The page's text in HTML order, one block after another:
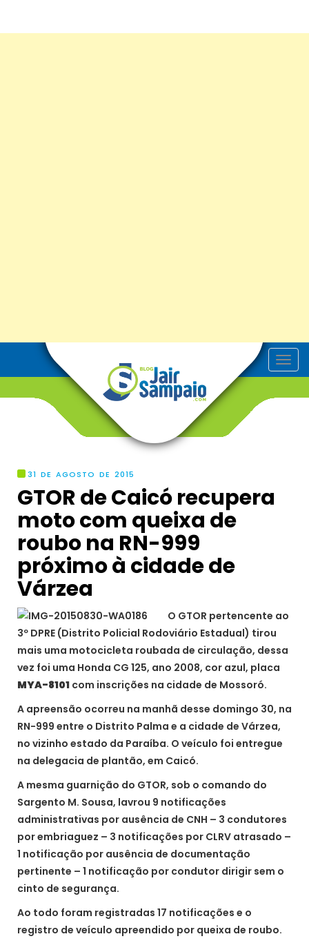
T
o
31 DE AGOSTO DE 2015
GTOR de Caicó recupera
moto com queixa de
roubo na RN-999
próximo à cidade de
Várzea
O GTOR pertencente ao
3º DPRE (Distrito Policial Rodoviário Estadual) tirou
mais uma motocicleta roubada de circulação, dessa
vez foi uma Honda CG 125, ano 2008, cor azul, placa
MYA-8101 com inscrições na cidade de Mossoró.
A apreensão ocorreu na manhã desse domingo 30, na
RN-999 entre o Distrito Palma e a cidade de Várzea,
no vizinho estado da Paraíba. O veículo foi entregue
na delegacia de plantão, em Caicó.
A mesma guarnição do GTOR, sob o comando do
Sargento M. Sousa, lavrou 9 notificações
administrativas por ausência de CNH – 3 condutores
por embriaguez – 3 notificações por CLRV atrasado –
1 notificação por ausência de documentação
pertinente – 1 notificação por condutor dirigir sem o
cinto de segurança.
Ao todo foram registradas 17 notificações e o
registro de veículo apreendido por queixa de roubo.